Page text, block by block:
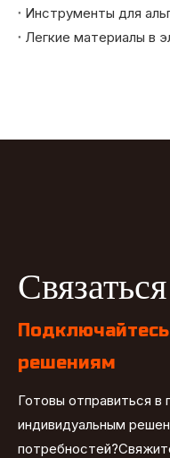
решениям
Готовы отправиться в
индивидуальным